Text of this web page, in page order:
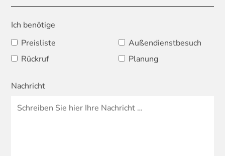
Ich benötige
Preisliste
Außendienstbesuch
Rückruf
Planung
Nachricht